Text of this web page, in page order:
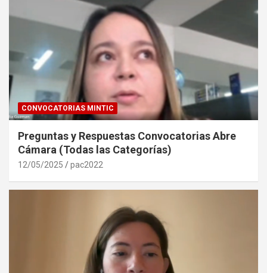
CONVOCATORIAS MINTIC
Preguntas y Respuestas Convocatorias Abre
Cámara (Todas las Categorías)
12/05/2025 pac2022